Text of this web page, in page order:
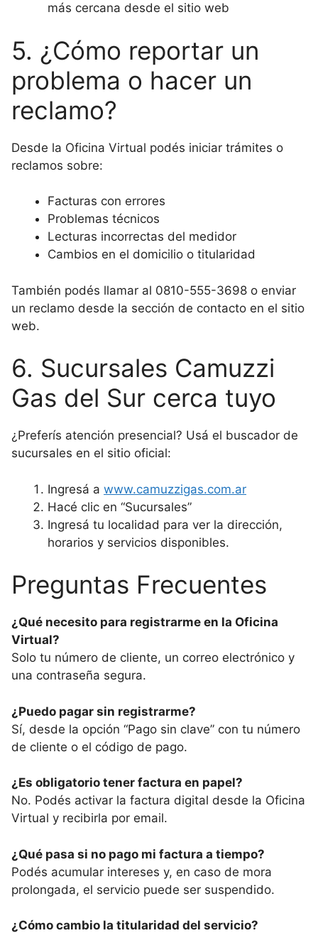
más cercana desde el sitio web
5. ¿Cómo reportar un
problema o hacer un
reclamo?
Desde la Oficina Virtual podés iniciar trámites o
reclamos sobre:
Facturas con errores
Problemas técnicos
Lecturas incorrectas del medidor
Cambios en el domicilio o titularidad
También podés llamar al 0810-555-3698 o enviar
un reclamo desde la sección de contacto en el sitio
web.
6. Sucursales Camuzzi
Gas del Sur cerca tuyo
¿Preferís atención presencial? Usá el buscador de
sucursales en el sitio oficial:
Ingresá a www.camuzzigas.com.ar
Hacé clic en “Sucursales”
Ingresá tu localidad para ver la dirección,
horarios y servicios disponibles.
Preguntas Frecuentes
¿Qué necesito para registrarme en la Oficina
Virtual?
Solo tu número de cliente, un correo electrónico y
una contraseña segura.
¿Puedo pagar sin registrarme?
Sí, desde la opción “Pago sin clave” con tu número
de cliente o el código de pago.
¿Es obligatorio tener factura en papel?
No. Podés activar la factura digital desde la Oficina
Virtual y recibirla por email.
¿Qué pasa si no pago mi factura a tiempo?
Podés acumular intereses y, en caso de mora
prolongada, el servicio puede ser suspendido.
¿Cómo cambio la titularidad del servicio?